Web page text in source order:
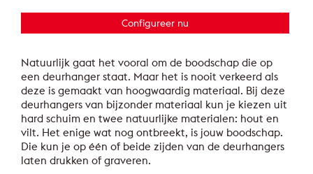
Configureer nu
Natuurlijk gaat het vooral om de boodschap die op
een deurhanger staat. Maar het is nooit verkeerd als
deze is gemaakt van hoogwaardig materiaal. Bij deze
deurhangers van bijzonder materiaal kun je kiezen uit
hard schuim en twee natuurlijke materialen: hout en
vilt. Het enige wat nog ontbreekt, is jouw boodschap.
Die kun je op één of beide zijden van de deurhangers
laten drukken of graveren.